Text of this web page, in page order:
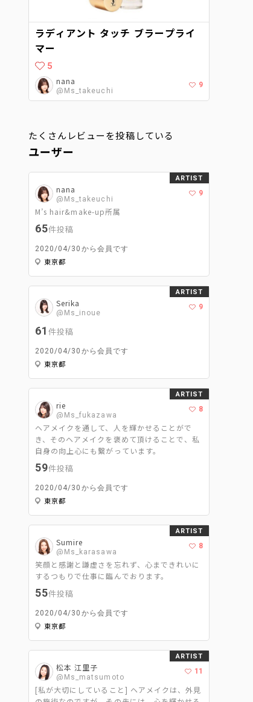
ラディアント タッチ ブラープライ
マー
5
nana
@Ms_takeuchi
9
たくさんレビューを投稿している
ユーザー
nana
@Ms_takeuchi
9
M’s hair&make-up所属
65件投稿
2020/04/30から会員です
東京都
ARTIST
Serika
@Ms_inoue
9
61件投稿
2020/04/30から会員です
東京都
ARTIST
rie
@Ms_fukazawa
8
ヘアメイクを通して、人を輝かせることがで
き、そのヘアメイクを褒めて頂けることで、私
自身の向上心にも繋がっています。
59件投稿
2020/04/30から会員です
東京都
ARTIST
Sumire
@Ms_karasawa
8
笑顔と感謝と謙虚さを忘れず、心まできれいに
するつもりで仕事に臨んでおります。
55件投稿
2020/04/30から会員です
東京都
ARTIST
松本 江里子
@Ms_matsumoto
11
[私が大切にしていること] ヘアメイクは、外見
ARTIST